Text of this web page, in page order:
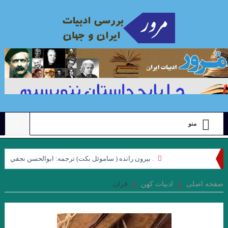
منو
. بيرون رانده ( ساموئل بكت) ترجمه: ابوالحسن نجفي
علیرضا ذیحق ، نقدی بر مجموعه شعر ” کوچه نشین ِ کوچه بن بست ”
صفحه اصلی ادبیات کهن قران